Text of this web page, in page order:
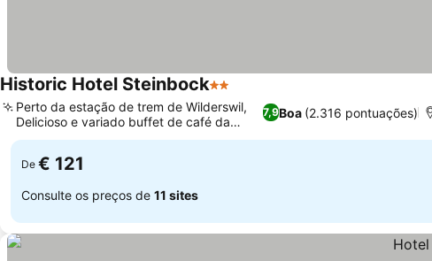
Historic Hotel Steinbock2 Estrelas
7,9Boa (2.316 pontuações)
Perto da estação de trem de Wilderswil,
Delicioso e variado buffet de café da
manhã
De € 121
Consulte os preços de 11 sites